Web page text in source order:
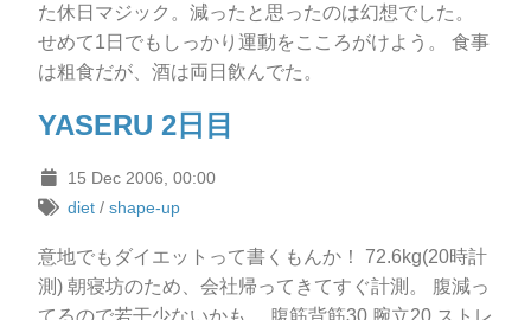
た休日マジック。減ったと思ったのは幻想でした。
せめて1日でもしっかり運動をこころがけよう。 食事
は粗食だが、酒は両日飲んでた。
YASERU 2日目
15 Dec 2006, 00:00
diet/ shape-up
意地でもダイエットって書くもんか！ 72.6kg(20時計
測) 朝寝坊のため、会社帰ってきてすぐ計測。 腹減っ
てるので若干少ないかも。 腹筋背筋30 腕立20 ストレ